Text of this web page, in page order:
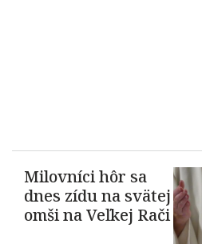
Milovníci hôr sa
dnes zídu na svätej
omši na Veľkej Rači